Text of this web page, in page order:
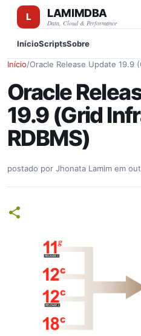
Pular para o
LAMIMDBA
Data, Cloud & Performance
InícioScriptsSobre
Início/Oracle Release Update 19.9
Oracle
19.9 (Grid
RDBMS)
postado por Jhonata Lamim em